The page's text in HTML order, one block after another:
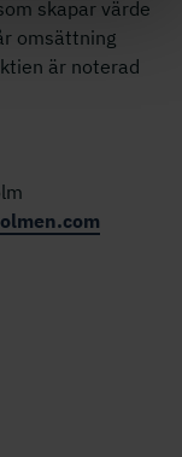
skapar värde
omsättning
är noterad